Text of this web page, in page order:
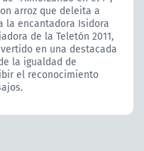
arroz que deleita a
la encantadora Isidora
de la Teletón 2011,
en una destacada
la igualdad de
el reconocimiento